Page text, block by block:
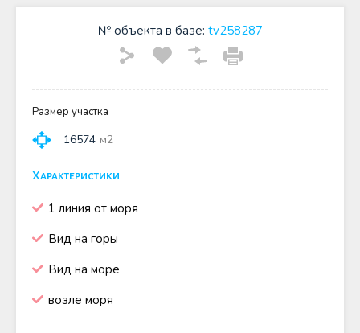
№ объекта в базе: tv258287
Размер участка
16574 м2
Характеристики
1 линия от моря
Вид на горы
Вид на море
возле моря